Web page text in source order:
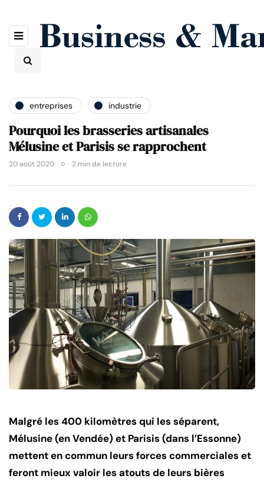
entreprises industrie
Pourquoi les brasseries artisanales
Mélusine et Parisis se rapprochent
20 août 2020 2 min de lecture
Malgré les 400 kilomètres qui les séparent,
Mélusine (en Vendée) et Parisis (dans l’Essonne)
mettent en commun leurs forces commerciales et
feront mieux valoir les atouts de leurs bières